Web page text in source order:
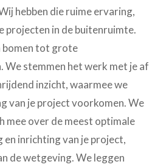
hebben die ruime ervaring,
projecten in de buitenruimte.
bomen tot grote
stemmen het werk met je af
inzicht, waarmee we
van je project voorkomen. We
mee over de meest optimale
en inrichting van je project,
de wetgeving. We leggen